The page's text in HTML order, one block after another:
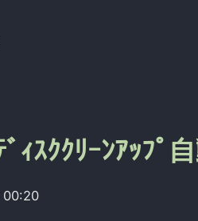
ｽｸｸﾘｰﾝｱｯﾌﾟ自